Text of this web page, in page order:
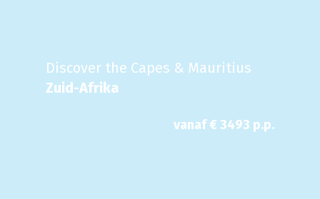
Discover the Capes & Mauritius
Zuid-Afrika
vanaf € 3493 p.p.